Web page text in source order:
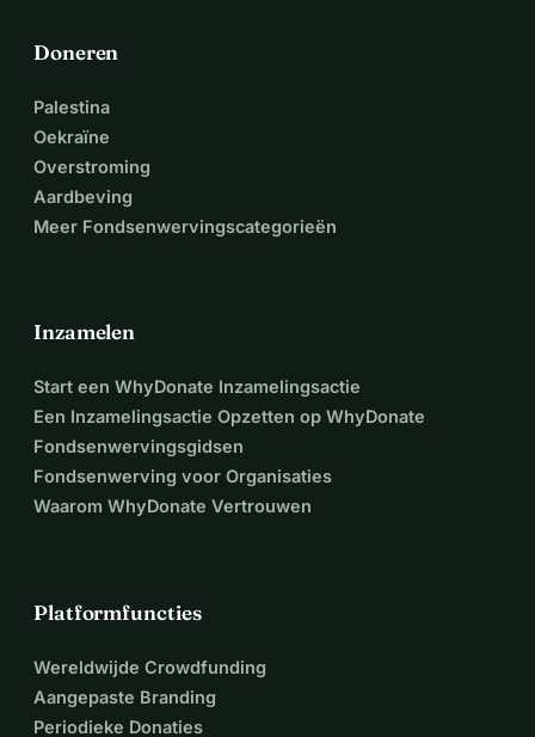
Doneren
Palestina
Oekraïne
Overstroming
Aardbeving
Meer Fondsenwervingscategorieën
Inzamelen
Start een WhyDonate Inzamelingsactie
Een Inzamelingsactie Opzetten op WhyDonate
Fondsenwervingsgidsen
Fondsenwerving voor Organisaties
Waarom WhyDonate Vertrouwen
Platformfuncties
Wereldwijde Crowdfunding
Aangepaste Branding
Periodieke Donaties